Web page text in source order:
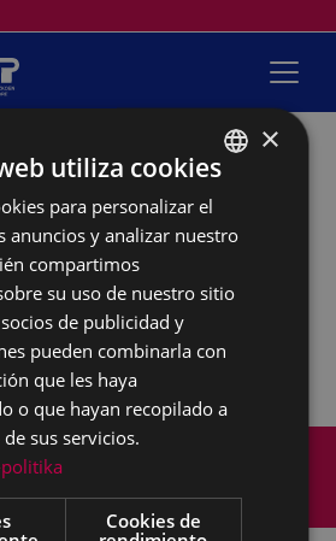
-11:30
clases de
Sitio
Aviso legal
Accesibilidad
BASQUE
SPANISH
×
utiliza cookies
para personalizar el
anuncios y analizar nuestro
compartimos
su uso de nuestro sitio
de publicidad y
pueden combinarla con
que les haya
o que hayan recopilado a
sus servicios.
Cookies de